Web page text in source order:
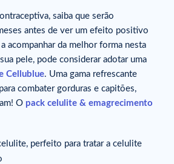
saiba que serão
antes de ver um efeito positivo
acompanhar da melhor forma nesta
pele, pode considerar adotar uma
Cellublue. Uma gama refrescante
combater gorduras e capitões,
O pack celulite & emagrecimento
perfeito para tratar a celulite